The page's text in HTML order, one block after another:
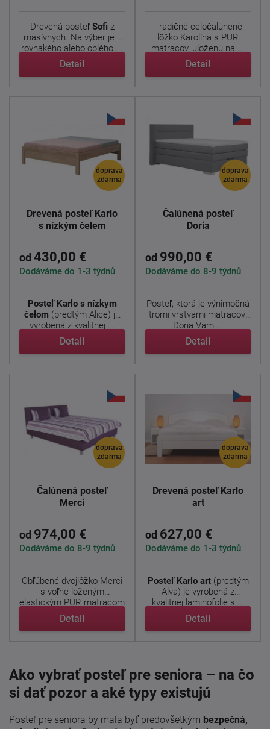
Drevená posteľSofi z
masívnych. Na výber je z
rovnakého alebo oblého ...
Detail
Tradičné celočalúnené
lôžko Karolína s PUR
matracov, uloženú na ...
Detail
doprava
zdarma
Drevená posteľ Karlo
s nízkým čelem
od 430,00 €
Dodáváme do 1-3 týdnů
Posteľ Karlo s nízkym
čelom (predtým Alice) je
vyrobená z kvalitnej ...
Detail
doprava
zdarma
Čalúnená posteľ
Doria
od 990,00 €
Dodáváme do 8-9 týdnů
Posteľ, ktorá je výnimočná
tromi vrstvami matracov.
Doria Vám ...
Detail
doprava
zdarma
Čalúnená posteľ
Merci
od 974,00 €
Dodáváme do 8-9 týdnů
Obľúbené dvojlôžko Merci
s voľne loženým
elastickým PUR matracom
Alena ...
Detail
doprava
zdarma
Drevená posteľ Karlo
art
od 627,00 €
Dodáváme do 1-3 týdnů
Posteľ Karlo art(predtým
Alva) je vyrobená z
kvalitnej laminofolie s ...
Detail
Ako vybrať posteľ pre seniora – na čo
si dať pozor a aké typy existujú
Posteľ pre seniora by mala byť predovšetkým bezpečná,